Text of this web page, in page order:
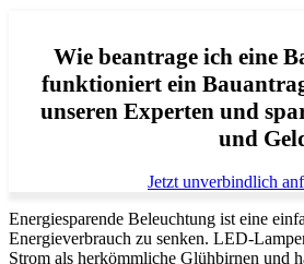
Wie beantrage ich eine
funktioniert ein
unseren Experten und
und
Jetzt unverbindlich
Energiesparende Beleuchtung ist eine
Energieverbrauch zu senken. LED-
Strom als herkömmliche Glühbirnen und